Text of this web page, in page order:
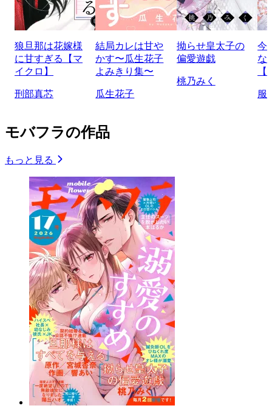
狼旦那は花嫁様
に甘すぎる【マ
イクロ】
刑部真芯
結局カレは甘や
かす〜瓜生花子
よみきり集〜
瓜生花子
拗らせ皇太子の
偏愛遊戯
桃乃みく
今
な
服
モバフラの作品
もっと見る